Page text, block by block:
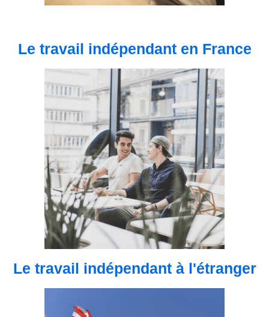
Le travail indépendant en France
Le travail indépendant à l'étranger